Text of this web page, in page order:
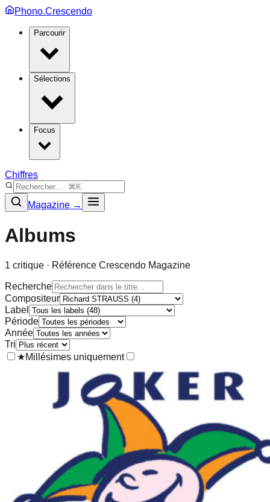
Phono.Crescendo
Parcourir
Sélections
Focus
Chiffres
Magazine →
Albums
1 critique · Référence Crescendo Magazine
Recherche
Compositeur
Label
Période
Année
Tri
★Millésimes uniquement